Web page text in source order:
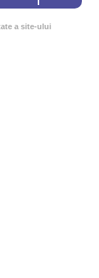
a site-ului